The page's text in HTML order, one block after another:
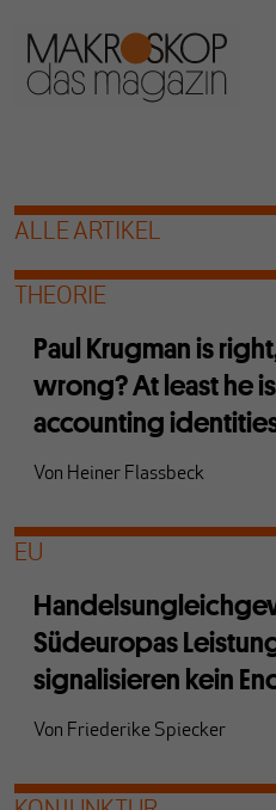
ALLE ARTIKEL
THEORIE
Paul Krugman is
wrong? At least he
accounting
Von Heiner Flassbeck
EU
Südeuropas
signalisieren kein
Von Friederike Spiecker